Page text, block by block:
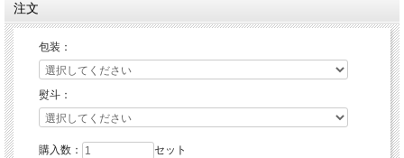
注文
包装：
熨斗：
購入数： セット